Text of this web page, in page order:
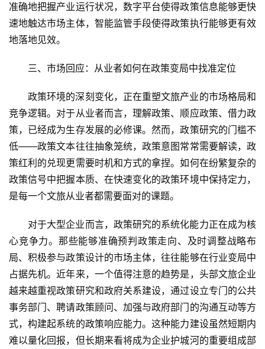
智
慧
旅
R
+
文
旅
问
答
登录 注册
准确地把握产业运行状况，数字平台使得政策信息能够更快
速地触达市场主体，智能监管手段使得政策执行能够更有效
地落地见效。
三、市场回应：从业者如何在政策变局中找准定位
政策环境的深刻变化，正在重塑文旅产业的市场格局和
竞争逻辑。对于从业者而言，理解政策、顺应政策、借力政
策，已经成为生存发展的必修课。然而，政策研究的门槛不
低——政策文本往往抽象笼统，政策意图常常需要解读，政
策红利的兑现更需要时机和方式的拿捏。如何在纷繁复杂的
政策信号中把握本质、在快速变化的政策环境中保持定力，
是每一个文旅从业者都需要面对的课题。
对于大型企业而言，政策研究的系统化能力正在成为核
心竞争力。那些能够准确预判政策走向、及时调整战略布
局、积极参与政策设计的市场主体，往往能够在行业变局中
占据先机。近年来，一个值得注意的趋势是，头部文旅企业
越来越重视政策研究和政府关系建设，通过设立专门的公共
事务部门、聘请政策顾问、加强与政府部门的沟通互动等方
式，构建起系统的政策响应能力。这种能力建设虽然短期内
难以量化回报，但长期来看将成为企业护城河的重要组成部